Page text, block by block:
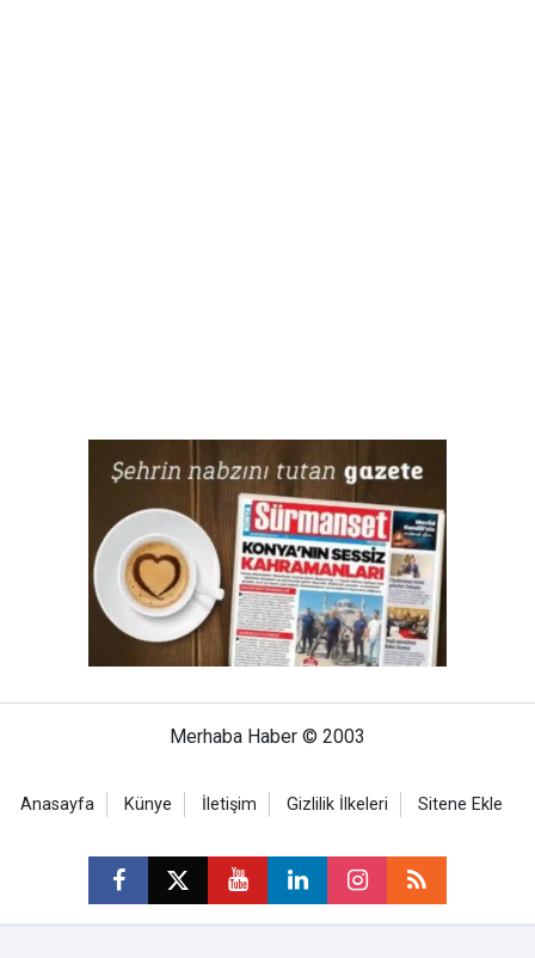
Merhaba Haber © 2003
Anasayfa Künye İletişim Gizlilik İlkeleri Sitene Ekle